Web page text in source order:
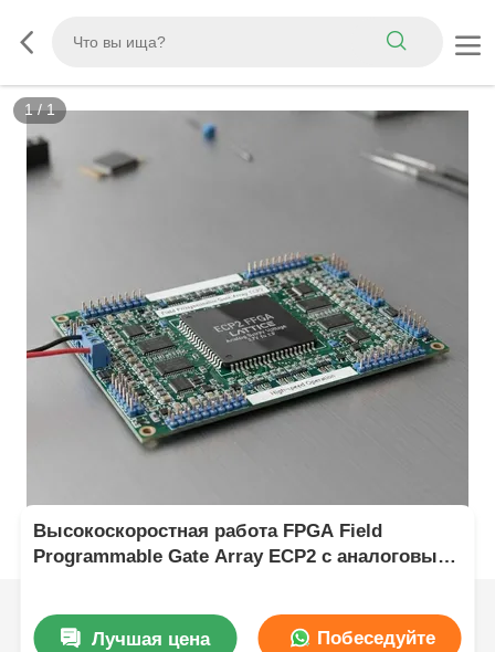
1/1
Высокоскоростная работа FPGA Field
Programmable Gate Array ECP2 с аналоговым
Лучшая цена Побеседуйте